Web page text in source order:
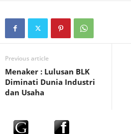
Previous article
Menaker : Lulusan BLK
Diminati Dunia Industri
dan Usaha